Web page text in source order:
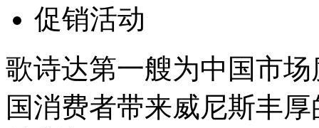
促销活动
歌诗达第一艘为中国市
国消费者带来威尼斯丰